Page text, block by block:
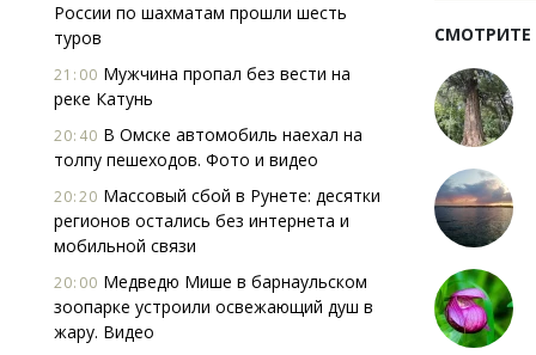
России по шахматам прошли шесть
туров
21:00 Мужчина пропал без вести на
реке Катунь
20:40 В Омске автомобиль наехал на
толпу пешеходов. Фото и видео
20:20 Массовый сбой в Рунете: десятки
регионов остались без интернета и
мобильной связи
20:00 Медведю Мише в барнаульском
зоопарке устроили освежающий душ в
жару. Видео